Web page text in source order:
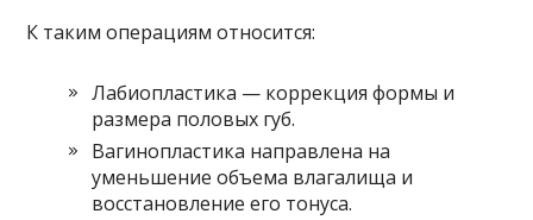
К таким операциям относится:
Лабиопластика — коррекция формы и
размера половых губ.
Вагинопластика направлена на
уменьшение объема влагалища и
восстановление его тонуса.